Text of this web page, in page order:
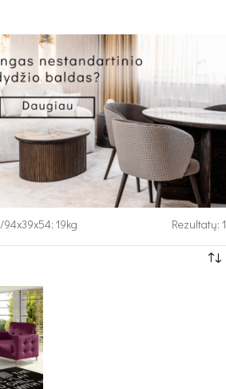
94x39x54; 19kg Rezultatų: 1